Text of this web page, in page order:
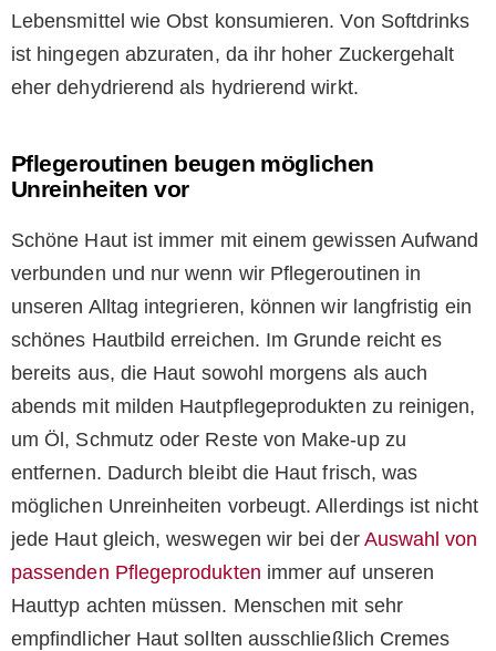
Lebensmittel wie Obst konsumieren. Von Softdrinks
ist hingegen abzuraten, da ihr hoher Zuckergehalt
eher dehydrierend als hydrierend wirkt.
Pflegeroutinen beugen möglichen
Unreinheiten vor
Schöne Haut ist immer mit einem gewissen Aufwand
verbunden und nur wenn wir Pflegeroutinen in
unseren Alltag integrieren, können wir langfristig ein
schönes Hautbild erreichen. Im Grunde reicht es
bereits aus, die Haut sowohl morgens als auch
abends mit milden Hautpflegeprodukten zu reinigen,
um Öl, Schmutz oder Reste von Make-up zu
entfernen. Dadurch bleibt die Haut frisch, was
möglichen Unreinheiten vorbeugt. Allerdings ist nicht
jede Haut gleich, weswegen wir bei der Auswahl von
passenden Pflegeprodukten immer auf unseren
Hauttyp achten müssen. Menschen mit sehr
empfindlicher Haut sollten ausschließlich Cremes